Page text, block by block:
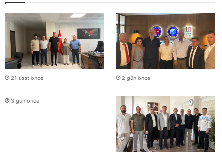
21 saat önce 2 gün önce
3 gün önce